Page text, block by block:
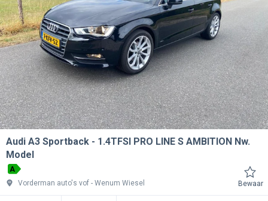
Audi A3 Sportback
1.4TFSI PRO LINE S AMBITION Nw.
Model
A
Vorderman auto's vof
Wenum Wiesel Bewaar